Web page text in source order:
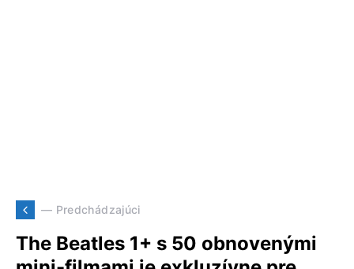
— Predchádzajúci
The Beatles 1+ s 50 obnovenými